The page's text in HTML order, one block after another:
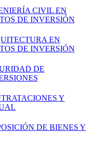
CIVIL EN
DE INVERSIÓN
EN
DE INVERSIÓN
DE
Y
DE BIENES Y